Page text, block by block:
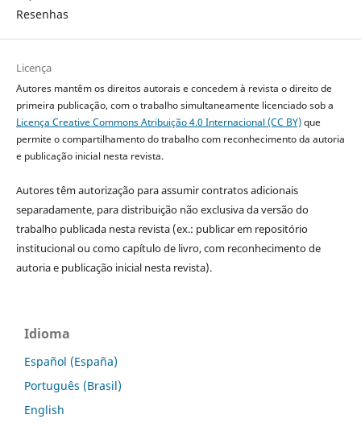
Resenhas
Licença
Autores mantêm os direitos autorais e concedem à revista o direito de
primeira publicação, com o trabalho simultaneamente licenciado sob a
Licença Creative Commons Atribuição 4.0 Internacional (CC BY)que
permite o compartilhamento do trabalho com reconhecimento da autoria
e publicação inicial nesta revista.
Autores têm autorização para assumir contratos adicionais
separadamente, para distribuição não exclusiva da versão do
trabalho publicada nesta revista (ex.: publicar em repositório
institucional ou como capítulo de livro, com reconhecimento de
autoria e publicação inicial nesta revista).
Idioma
Español (España)
Português (Brasil)
English